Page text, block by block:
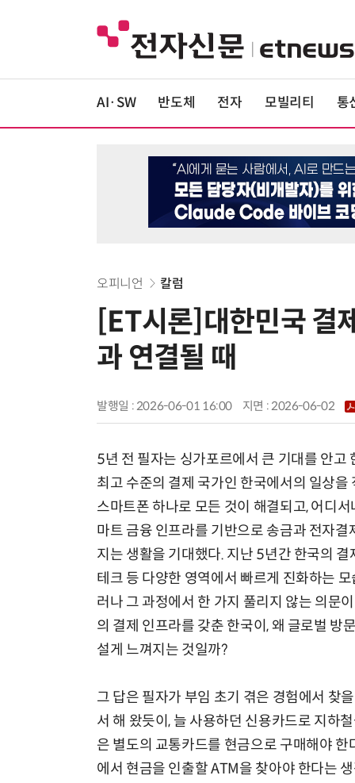
AI·SW 반도체 전자 모빌리티 통
오피니언 칼럼
[ET시론]대한민국 결
과 연결될 때
발행일 : 2026-06-01 16:00 지면 :2026-06-02
5년 전 필자는 싱가포르에서 큰 기대를 안고
최고 수준의 결제 국가인 한국에서의 일상을
스마트폰 하나로 모든 것이 해결되고, 어디
마트 금융 인프라를 기반으로 송금과 전자결
지는 생활을 기대했다. 지난 5년간 한국의 결
테크 등 다양한 영역에서 빠르게 진화하는
러나 그 과정에서 한 가지 풀리지 않는 의문
의 결제 인프라를 갖춘 한국이, 왜 글로벌 방
설게 느껴지는 것일까?
그 답은 필자가 부임 초기 겪은 경험에서 찾
서 해 왔듯이, 늘 사용하던 신용카드로 지하
은 별도의 교통카드를 현금으로 구매해야
에서 현금을 인출할 ATM을 찾아야 한다는